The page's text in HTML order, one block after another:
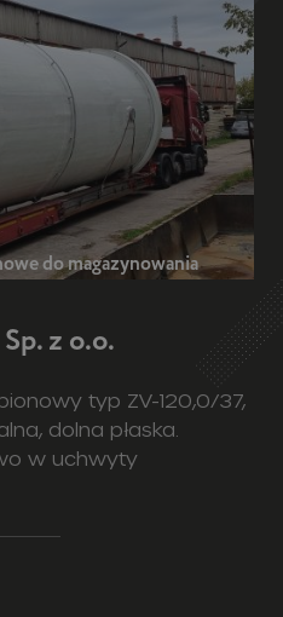
do magazynowania
z o.o.
typ ZV-120,0/37,
dolna płaska.
w uchwyty